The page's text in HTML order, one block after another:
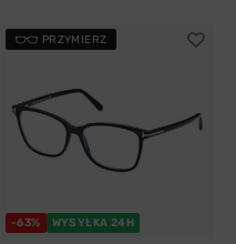
PRZYMIERZ
-63% WYSYŁKA 24H